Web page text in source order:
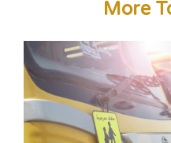
More